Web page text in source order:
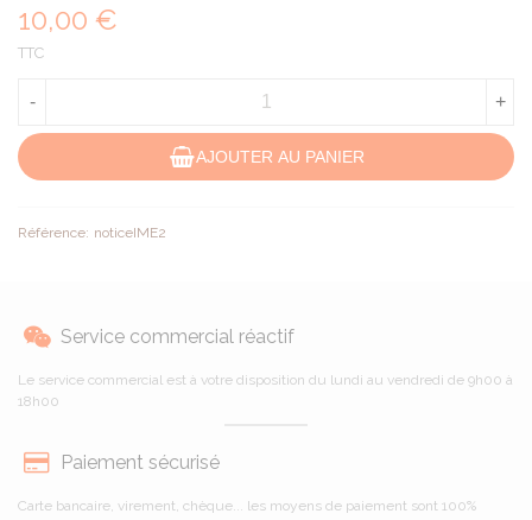
10,00 €
TTC
- +
AJOUTER AU PANIER
Référence: noticeIME2
Service commercial réactif
Le service commercial est à votre disposition du lundi au vendredi de 9h00 à
18h00
Paiement sécurisé
Carte bancaire, virement, chèque... les moyens de paiement sont 100%